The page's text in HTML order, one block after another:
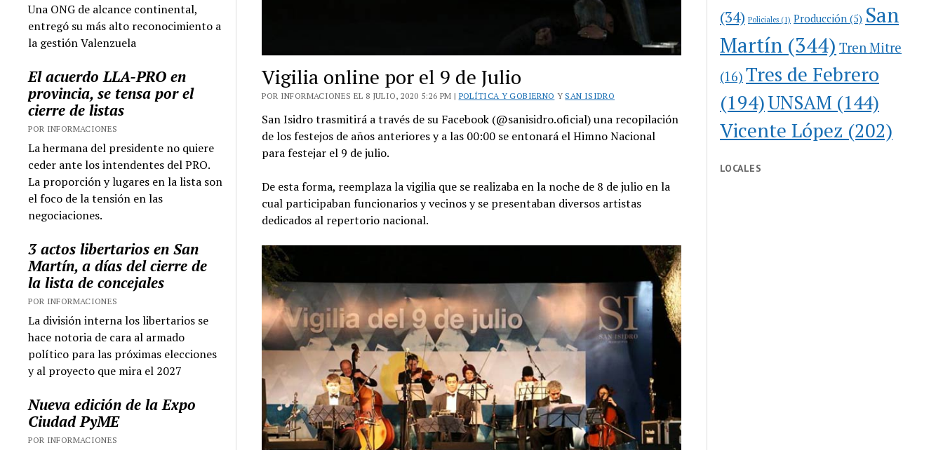
Una ONG de alcance continental,
entregó su más alto reconocimiento a
la gestión Valenzuela
El acuerdo LLA-PRO en
provincia, se tensa por el
cierre de listas
POR INFORMACIONES
La hermana del presidente no quiere
ceder ante los intendentes del PRO.
La proporción y lugares en la lista son
el foco de la tensión en las
negociaciones.
3 actos libertarios en San
Martín, a días del cierre de
la lista de concejales
POR INFORMACIONES
La división interna los libertarios se
hace notoria de cara al armado
político para las próximas elecciones
y al proyecto que mira el 2027
Nueva edición de la Expo
Ciudad PyME
POR INFORMACIONES
Vigilia online por el 9 de Julio
POR INFORMACIONES EL 8 JULIO, 2020 5:26 PM | POLÍTICA Y GOBIERNO Y SAN ISIDRO
San Isidro trasmitirá a través de su Facebook (@sanisidro.oficial) una recopilación
de los festejos de años anteriores y a las 00:00 se entonará el Himno Nacional
para festejar el 9 de julio.
De esta forma, reemplaza la vigilia que se realizaba en la noche de 8 de julio en la
cual participaban funcionarios y vecinos y se presentaban diversos artistas
dedicados al repertorio nacional.
(34) Policiales (1) Producción (5) San
Martín (344) Tren Mitre
(16) Tres de Febrero
(194)UNSAM (144)
Vicente López (202)
LOCALES